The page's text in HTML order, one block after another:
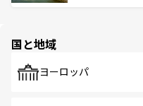
で、ホーカーズは
国と地域
ヨーロッパ